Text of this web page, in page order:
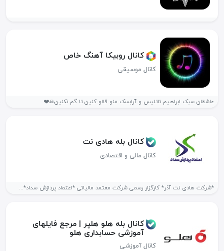
کانال روبیکا آهنگ خاص
کانال موسیقی
عاشقان سبک ابراهیم تاتلیس و آرابسک منو فالو کنین تا گم نکنین🙏❤️
کانال بله هادی نت
کانال مالی و اقتصادی
*شرکت هادی نت آذر* کارگزار رسمی شرکت معتمد مالیاتی *اعتماد پردازش سداد*...
کانال بله هلو هلپر | مرجع فایلهای
آموزشی حسابداری هلو
کانال آموزشی